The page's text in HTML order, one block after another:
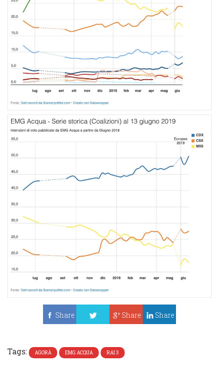
Share
Share Share
Tags: AGORÀ EMG ACQUA RAI 3